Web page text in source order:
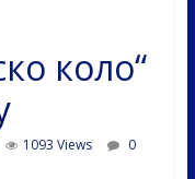
коло“
1093 Views
0